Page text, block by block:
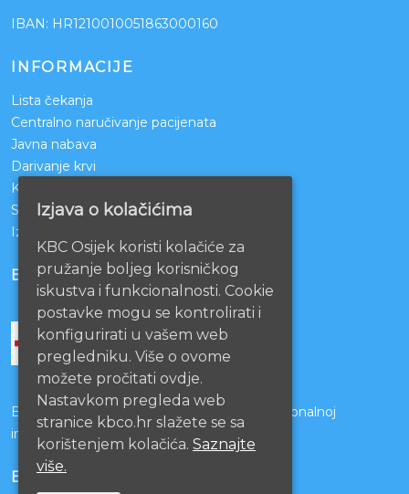
IBAN: HR1210010051863000160
INFORMACIJE
Lista čekanja
Centralno naručivanje pacijenata
Javna nabava
Darivanje krvi
KBCO Webmail
Sestrinstvo KBC Osijek
Izjava o pristupačnosti mrežnih stranica
BOLNICE PARTNERI
Bolnice s kojima je potpisan ugovor o funkcionalnoj
integraciji
EU PROJEKTI
Izjava o kolačićima
KBC Osijek koristi kolačiće za
pružanje boljeg korisničkog
iskustva i funkcionalnosti. Cookie
postavke mogu se kontrolirati i
konfigurirati u vašem web
pregledniku. Više o ovome
možete pročitati ovdje.
Nastavkom pregleda web
stranice kbco.hr slažete se sa
korištenjem kolačića. Saznajte
više.